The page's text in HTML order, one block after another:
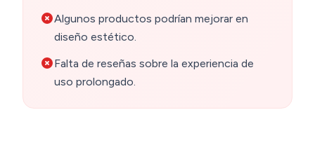
Algunos productos podrían mejorar en
diseño estético.
Falta de reseñas sobre la experiencia de
uso prolongado.